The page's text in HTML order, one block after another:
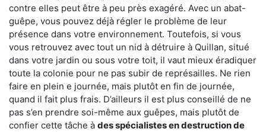
contre elles peut être à peu près exagéré. Avec un abat-
guêpe, vous pouvez déjà régler le problème de leur
présence dans votre environnement. Toutefois, si vous
vous retrouvez avec tout un nid à détruire à Quillan, situé
dans votre jardin ou sous votre toit, il vaut mieux éradiquer
toute la colonie pour ne pas subir de représailles. Ne rien
faire en plein e journée, mais plutôt en fin de journée,
quand il fait plus frais. D’ailleurs il est plus conseillé de ne
pas s’en prendre soi-même aux guêpes, mais plutôt de
confier cette tâche à des spécialistes en destruction de